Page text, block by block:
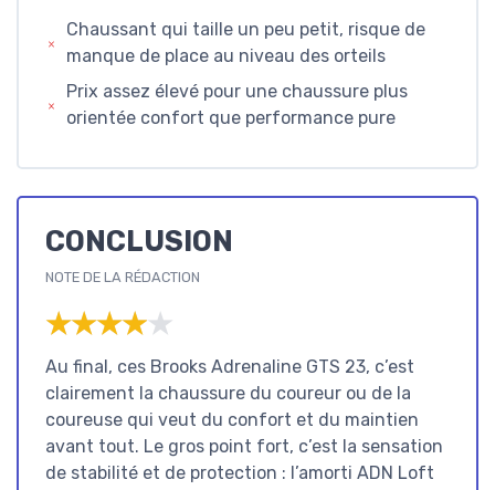
Chaussant qui taille un peu petit, risque de
manque de place au niveau des orteils
Prix assez élevé pour une chaussure plus
orientée confort que performance pure
CONCLUSION
NOTE DE LA RÉDACTION
★★★★★
★★★★★
Au final, ces Brooks Adrenaline GTS 23, c’est
clairement la chaussure du coureur ou de la
coureuse qui veut du confort et du maintien
avant tout. Le gros point fort, c’est la sensation
de stabilité et de protection : l’amorti ADN Loft